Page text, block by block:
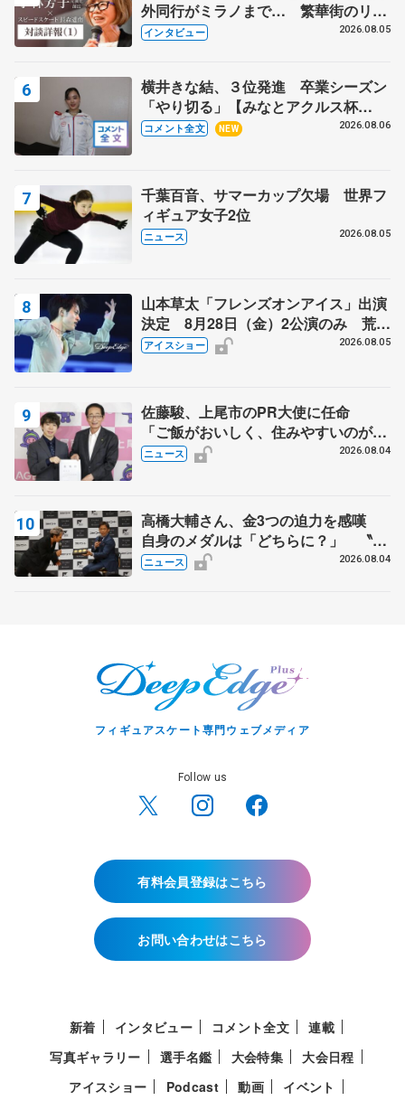
外同行がミラノまで… 繁華街のリン
クでは不良のお兄さんも味方に 小林
インタビュー 2026.08.05
横井きな結、３位発進 卒業シーズン
「やり切る」【みなとアクルス杯
SP】
コメント全文 NEW 2026.08.06
千葉百音、サマーカップ欠場 世界フ
ィギュア女子2位
ニュース 2026.08.05
山本草太「フレンズオンアイス」出演
決定 8月28日（金）2公演のみ 荒川
静香さんプロデュース、20周年のアイ
アイスショー 2026.08.05
佐藤駿、上尾市のPR大使に任命
「ご飯がおいしく、住みやすいのが魅
力」
ニュース 2026.08.04
高橋大輔さん、金3つの迫力を感嘆
自身のメダルは「どちらに？」 〝リ
ス兄弟〟オリンピック3連覇の野村忠
ニュース 2026.08.04
フィギュアスケート専門ウェブメディア
Follow us
有料会員登録はこちら
お問い合わせはこちら
新着 インタビュー コメント全文
連載
写真ギャラリー
選手名鑑 大会特集
大会日程
アイスショー
Podcast 動画
イベント